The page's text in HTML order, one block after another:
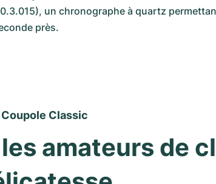
un chronographe à quartz
près.
Classic
amateurs de